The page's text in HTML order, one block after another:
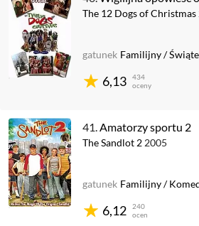
The 12 Dogs of Christmas
6,13
434
oceny
gatunek Familijny/
41.Amatorzy sportu 2
The Sandlot 2 2005
6,12
240
ocen
gatunek Familijny/